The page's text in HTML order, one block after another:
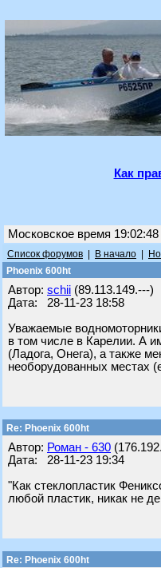
Как
Московское время 19:02:48
Список форумов В начало
Phoenix 600ht
Автор: schii (89.113.149.---)
Дата: 28-11-23 18:58
Уважаемые
в том числе в Карелии. А
(Ладога, Онега), а также
необорудованных местах
Re: Phoenix 600ht
Автор: Роман - 630
Дата: 28-11-23 19:34
"Как стеклопластик
любой пластик, никак не
Re: Phoenix 600ht